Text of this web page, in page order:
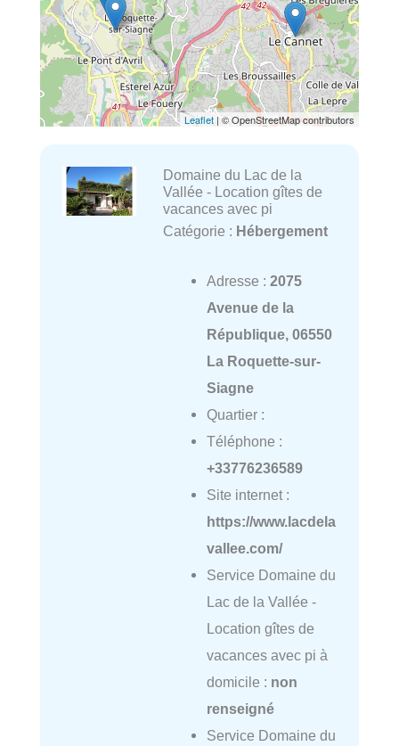
Leaflet | © OpenStreetMap contributors
Domaine du Lac de la
Vallée - Location gîtes de
vacances avec pi
Catégorie : Hébergement
Adresse : 2075
Avenue de la
République, 06550
La Roquette-sur-
Siagne
Quartier :
Téléphone :
+33776236589
Site internet :
https://www.lacdela
vallee.com/
Service Domaine du
Lac de la Vallée -
Location gîtes de
vacances avec pi à
domicile : non
renseigné
Service Domaine du